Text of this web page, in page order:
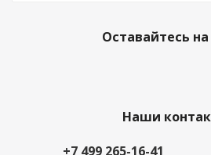
Оставайтесь на
Наши
+7 499 265-16-41